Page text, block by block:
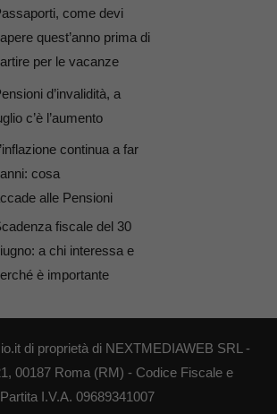
come devi
quest’anno prima di
per le vacanze
d’invalidità, a
c’è l’aumento
continua a far
cosa
alle Pensioni
fiscale del 30
a chi interessa e
è importante
di proprietà di NEXTMEDIAWEB SRL -
00187 Roma (RM) - Codice Fiscale e
Partita I.V.A. 09689341007